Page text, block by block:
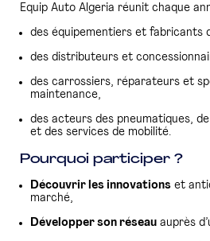
Equip Auto Algeria réunit chaque
des équipementiers et fabricants
des distributeurs et
des carrossiers, réparateurs et
maintenance,
des acteurs des pneumatiques,
et des services de mobilité.
Pourquoi participer ?
Découvrir les innovations et
marché,
Développer son réseau auprès